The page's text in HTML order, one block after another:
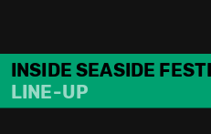
INSIDE SEASIDE
LINE-UP